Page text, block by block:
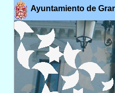
Ayuntamiento de